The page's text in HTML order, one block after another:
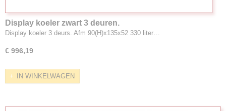
Display koeler zwart 3 deuren.
Display koeler 3 deurs. Afm 90(H)x135x52 330 liter…
€ 996,19
IN WINKELWAGEN